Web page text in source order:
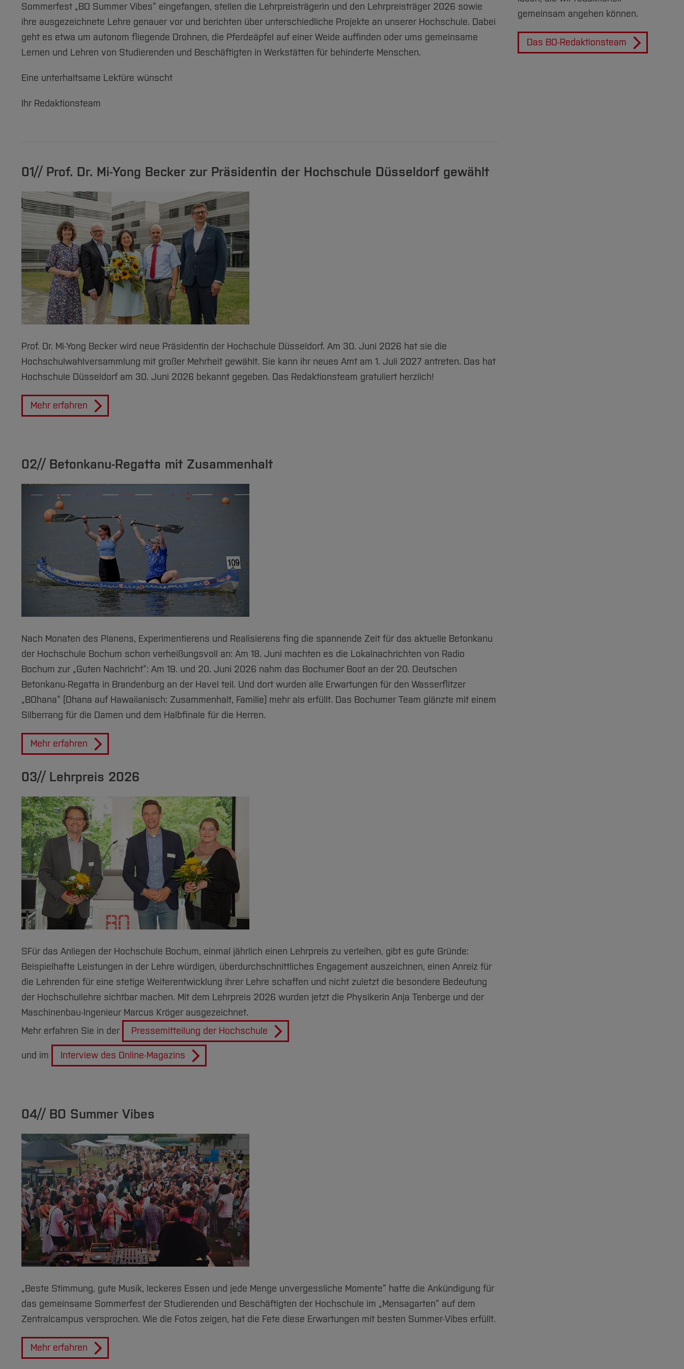
Sommerfest „BO Summer Vibes“ eingefangen, stellen die Lehrpreisträgerin und den Lehrpreisträger 2026 sowie
ihre ausgezeichnete Lehre genauer vor und berichten über unterschiedliche Projekte an unserer Hochschule. Dabei
geht es etwa um autonom fliegende Drohnen, die Pferdeäpfel auf einer Weide auffinden oder ums gemeinsame
Lernen und Lehren von Studierenden und Beschäftigten in Werkstätten für behinderte Menschen.
Eine unterhaltsame Lektüre wünscht
Ihr Redaktionsteam
01// Prof. Dr. Mi-Yong Becker zur Präsidentin der Hochschule Düsseldorf gewählt
Prof. Dr. Mi-Yong Becker wird neue Präsidentin der Hochschule Düsseldorf. Am 30. Juni 2026 hat sie die
Hochschulwahlversammlung mit großer Mehrheit gewählt. Sie kann ihr neues Amt am 1. Juli 2027 antreten. Das hat
Hochschule Düsseldorf am 30. Juni 2026 bekannt gegeben. Das Redaktionsteam gratuliert herzlich!
Mehr erfahren
02// Betonkanu-Regatta mit Zusammenhalt
Nach Monaten des Planens, Experimentierens und Realisierens fing die spannende Zeit für das aktuelle Betonkanu
der Hochschule Bochum schon verheißungsvoll an: Am 18. Juni machten es die Lokalnachrichten von Radio
Bochum zur „Guten Nachricht“: Am 19. und 20. Juni 2026 nahm das Bochumer Boot an der 20. Deutschen
Betonkanu-Regatta in Brandenburg an der Havel teil. Und dort wurden alle Erwartungen für den Wasserflitzer
„BOhana“ (Ohana auf Hawaiianisch: Zusammenhalt, Familie) mehr als erfüllt. Das Bochumer Team glänzte mit einem
Silberrang für die Damen und dem Halbfinale für die Herren.
Mehr erfahren
03// Lehrpreis 2026
SFür das Anliegen der Hochschule Bochum, einmal jährlich einen Lehrpreis zu verleihen, gibt es gute Gründe:
Beispielhafte Leistungen in der Lehre würdigen, überdurchschnittliches Engagement auszeichnen, einen Anreiz für
die Lehrenden für eine stetige Weiterentwicklung ihrer Lehre schaffen und nicht zuletzt die besondere Bedeutung
der Hochschullehre sichtbar machen. Mit dem Lehrpreis 2026 wurden jetzt die Physikerin Anja Tenberge und der
Maschinenbau-Ingenieur Marcus Kröger ausgezeichnet.
Mehr erfahren Sie in der Pressemitteilung der Hochschule
und im Interview des Online-Magazins
04// BO Summer Vibes
„Beste Stimmung, gute Musik, leckeres Essen und jede Menge unvergessliche Momente“ hatte die Ankündigung für
das gemeinsame Sommerfest der Studierenden und Beschäftigten der Hochschule im „Mensagarten“ auf dem
Zentralcampus versprochen. Wie die Fotos zeigen, hat die Fete diese Erwartungen mit besten Summer-Vibes erfüllt.
Mehr erfahren
gemeinsam angehen können.
Das BO-Redaktionsteam